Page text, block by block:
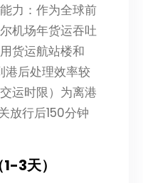
力：作为全球前
机场年货运吞吐
货运航站楼和
后处理效率较
运时限）为离港
放行后150分钟
3天）